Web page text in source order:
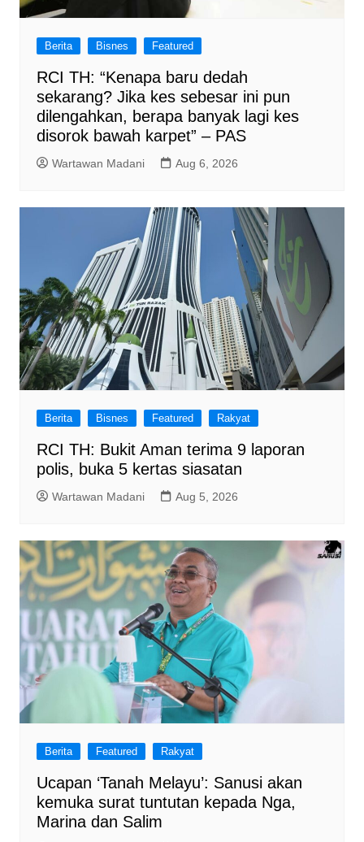
Berita Bisnes Featured
RCI TH: “Kenapa baru dedah
sekarang? Jika kes sebesar ini pun
dilengahkan, berapa banyak lagi kes
disorok bawah karpet” – PAS
Wartawan Madani Aug 6, 2026
Berita Bisnes Featured Rakyat
RCI TH: Bukit Aman terima 9 laporan
polis, buka 5 kertas siasatan
Wartawan Madani Aug 5, 2026
Berita Featured Rakyat
Ucapan ‘Tanah Melayu’: Sanusi akan
kemuka surat tuntutan kepada Nga,
Marina dan Salim